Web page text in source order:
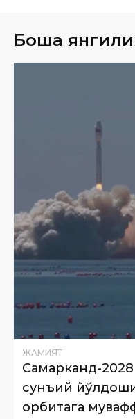
Бошқа
ЖАМИЯТ
Самарканд-
сунъий
орбитага